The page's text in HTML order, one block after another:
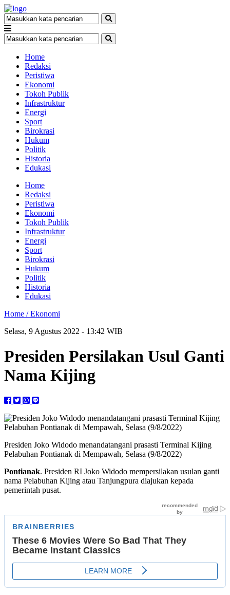
Home
Redaksi
Peristiwa
Ekonomi
Tokoh Publik
Infrastruktur
Energi
Sport
Birokrasi
Hukum
Politik
Historia
Edukasi
Home
Redaksi
Peristiwa
Ekonomi
Tokoh Publik
Infrastruktur
Energi
Sport
Birokrasi
Hukum
Politik
Historia
Edukasi
Home /Ekonomi
Selasa, 9 Agustus 2022 - 13:42 WIB
Presiden Persilakan Usul Ganti
Nama Kijing
Presiden Joko Widodo menandatangani prasasti Terminal Kijing
Pelabuhan Pontianak di Mempawah, Selasa (9/8/2022)
Pontianak. Presiden RI Joko Widodo mempersilakan usulan ganti
nama Pelabuhan Kijing atau Tanjungpura diajukan kepada
pemerintah pusat.